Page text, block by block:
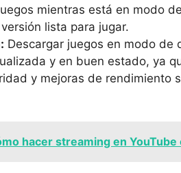
mientras está en modo
lista para jugar.
Descargar juegos en modo de
y en buen estado, ya
y mejoras de rendimiento
hacer streaming en YouTube